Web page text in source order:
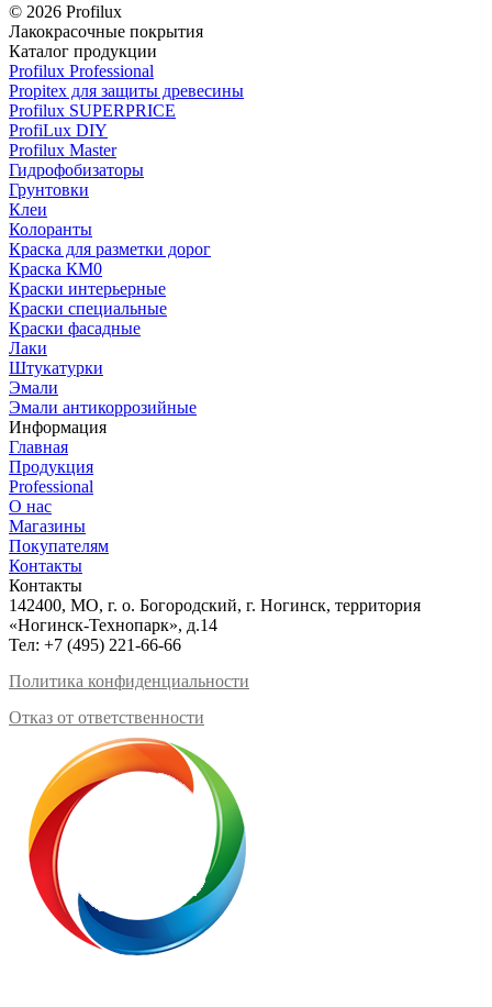
© 2026 Profilux
Лакокрасочные покрытия
Каталог продукции
Profilux Professional
Propitex для защиты древесины
Profilux SUPERPRICE
ProfiLux DIY
Profilux Master
Гидрофобизаторы
Грунтовки
Клеи
Колоранты
Краска для разметки дорог
Краска КМ0
Краски интерьерные
Краски специальные
Краски фасадные
Лаки
Штукатурки
Эмали
Эмали антикоррозийные
Информация
Главная
Продукция
Professional
О нас
Магазины
Покупателям
Контакты
Контакты
142400, МО, г. о. Богородский, г. Ногинск, территория
«Ногинск-Технопарк», д.14
Тел: +7 (495) 221-66-66
Политика конфиденциальности
Отказ от ответственности